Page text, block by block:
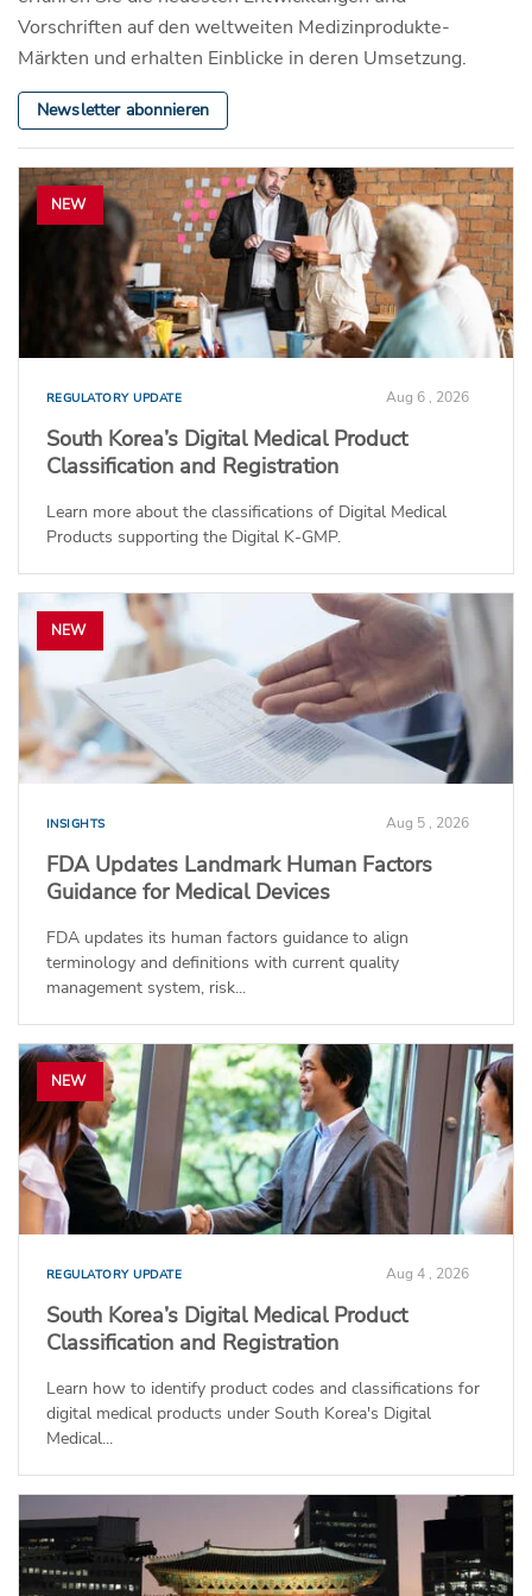
Vorschriften auf den weltweiten Medizinprodukte-
Märkten und erhalten Einblicke in deren Umsetzung.
Newsletter abonnieren
NEW
REGULATORY UPDATE Aug 6 , 2026
South Korea’s Digital Medical Product
Classification and Registration
Learn more about the classifications of Digital Medical
Products supporting the Digital K-GMP.
NEW
INSIGHTS Aug 5 , 2026
FDA Updates Landmark Human Factors
Guidance for Medical Devices
FDA updates its human factors guidance to align
terminology and definitions with current quality
management system, risk...
NEW
REGULATORY UPDATE Aug 4 , 2026
South Korea’s Digital Medical Product
Classification and Registration
Learn how to identify product codes and classifications for
digital medical products under South Korea's Digital
Medical...